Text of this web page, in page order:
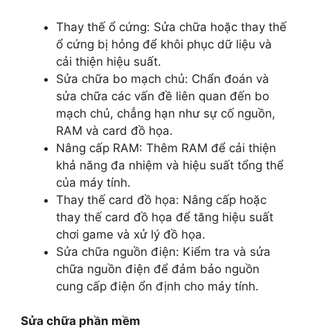
Thay thế ổ cứng: Sửa chữa hoặc thay thế
ổ cứng bị hỏng để khôi phục dữ liệu và
cải thiện hiệu suất.
Sửa chữa bo mạch chủ: Chẩn đoán và
sửa chữa các vấn đề liên quan đến bo
mạch chủ, chẳng hạn như sự cố nguồn,
RAM và card đồ họa.
Nâng cấp RAM: Thêm RAM để cải thiện
khả năng đa nhiệm và hiệu suất tổng thể
của máy tính.
Thay thế card đồ họa: Nâng cấp hoặc
thay thế card đồ họa để tăng hiệu suất
chơi game và xử lý đồ họa.
Sửa chữa nguồn điện: Kiểm tra và sửa
chữa nguồn điện để đảm bảo nguồn
cung cấp điện ổn định cho máy tính.
Sửa chữa phần mềm